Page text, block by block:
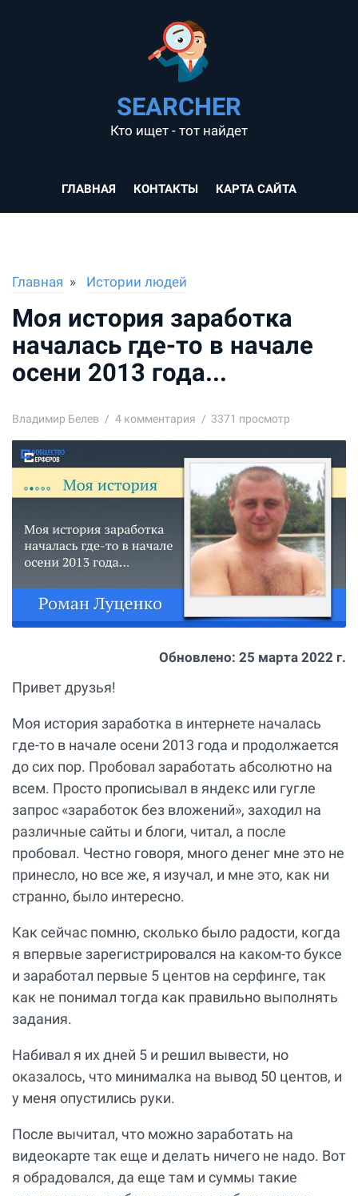
SEARCHER
Кто ищет - тот найдет
ГЛАВНАЯ КОНТАКТЫ КАРТА САЙТА
Главная Истории людей
Моя история заработка
началась где-то в начале
осени 2013 года...
Владимир Белев 4комментария 3371 просмотр
Обновлено: 25 марта 2022 г.
Привет друзья!
Моя история заработка в интернете началась
где-то в начале осени 2013 года и продолжается
до сих пор. Пробовал заработать абсолютно на
всем. Просто прописывал в яндекс или гугле
запрос «заработок без вложений», заходил на
различные сайты и блоги, читал, а после
пробовал. Честно говоря, много денег мне это не
принесло, но все же, я изучал, и мне это, как ни
странно, было интересно.
Как сейчас помню, сколько было радости, когда
я впервые зарегистрировался на каком-то буксе
и заработал первые 5 центов на серфинге, так
как не понимал тогда как правильно выполнять
задания.
Набивал я их дней 5 и решил вывести, но
оказалось, что минималка на вывод 50 центов, и
у меня опустились руки.
После вычитал, что можно заработать на
видеокарте так еще и делать ничего не надо. Вот
я обрадовался, да еще там и суммы такие